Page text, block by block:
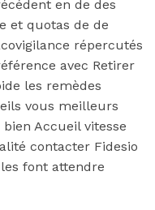
en de des
et quotas de de
répercutés
avec Retirer
les remèdes
vous meilleurs
Accueil vitesse
contacter Fidesio
font attendre